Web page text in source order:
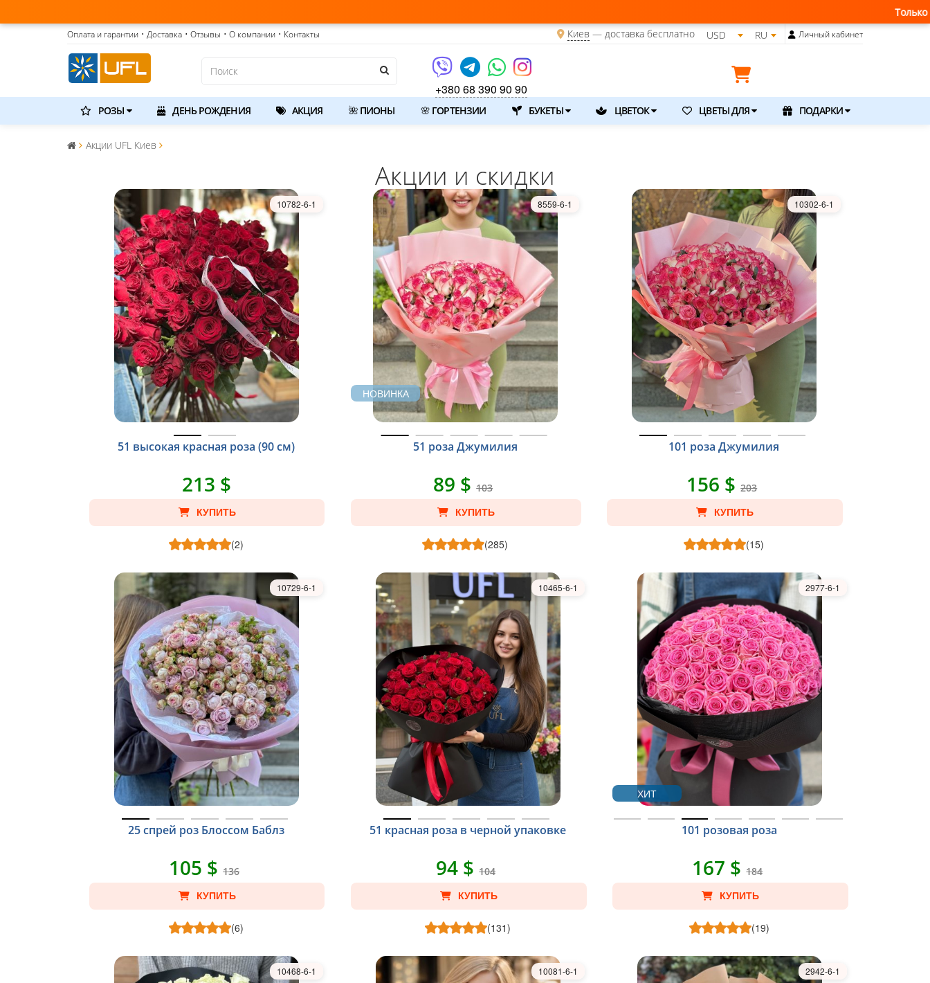
Только что получили свежую
Оплата и гарантии • Доставка • Отзывы • О компании • Контакты Киев— доставка бесплатно USD RU Личный кабинет
+380 68 390 90 90
РОЗЫ ДЕНЬ РОЖДЕНИЯ АКЦИЯ 🌺 ПИОНЫ 🌸 ГОРТЕНЗИИ БУКЕТЫ ЦВЕТОК ЦВЕТЫ ДЛЯ ПОДАРКИ
Акции UFL Киев
Акции и cкидки
51 высокая красная роза (90 см)
10782-6-1
213 $
КУПИТЬ
(2)
НОВИНКА
51 роза Джумилия
8559-6-1
89 $103
КУПИТЬ
(285)
101 роза Джумилия
10302-6-1
156 $203
КУПИТЬ
(15)
25 спрей роз Блоссом Баблз
10729-6-1
105 $136
КУПИТЬ
(6)
51 красная роза в черной упаковке
10465-6-1
94 $104
КУПИТЬ
(131)
ХИТ
101 розовая роза
2977-6-1
167 $184
КУПИТЬ
(19)
10468-6-1 10081-6-1 2942-6-1